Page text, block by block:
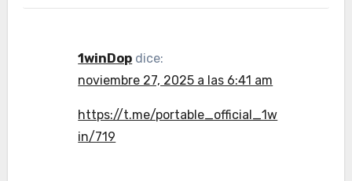
1winDop dice:
noviembre 27, 2025 a las 6:41 am
https://t.me/portable_official_1w
in/719